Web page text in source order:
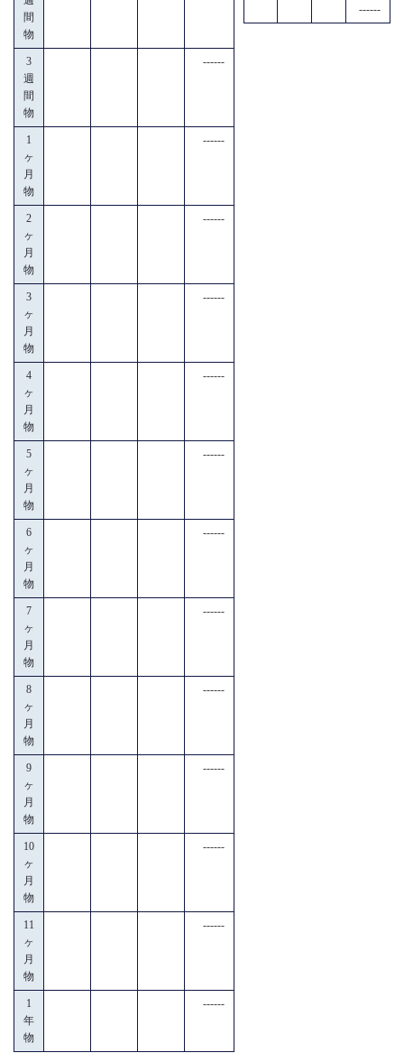
間
物
3
週
間
物
------
1
ヶ
月
物
------
2
ヶ
月
物
------
3
ヶ
月
物
------
4
ヶ
月
物
------
5
ヶ
月
物
------
6
ヶ
月
物
------
7
ヶ
月
物
------
8
ヶ
月
物
------
9
ヶ
月
物
------
10
ヶ
月
物
------
11
ヶ
月
物
------
1
年
物
------
------